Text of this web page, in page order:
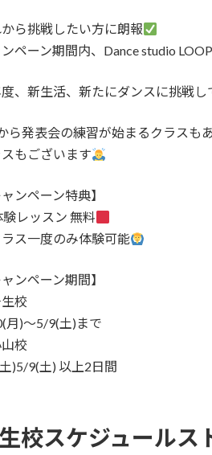
から挑戦したい方に朗報
ペーン期間内、Dance studio
、新生活、新たにダンスに挑戦し
ら発表会の練習が始まるクラスも
もございます
ャンペーン特典】
験レッスン 無料
ス一度のみ体験可能
ャンペーン期間】
校
月)〜5/9(土)まで
校
)5/9(土) 以上2日間
校スケジュールス